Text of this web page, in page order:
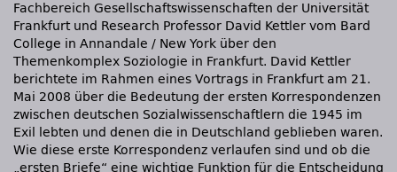
Fachbereich Gesellschaftswissenschaften der Universität
Frankfurt und Research Professor David Kettler vom Bard
College in Annandale / New York über den
Themenkomplex Soziologie in Frankfurt. David Kettler
berichtete im Rahmen eines Vortrags in Frankfurt am 21.
Mai 2008 über die Bedeutung der ersten Korrespondenzen
zwischen deutschen Sozialwissenschaftlern die 1945 im
Exil lebten und denen die in Deutschland geblieben waren.
Wie diese erste Korrespondenz verlaufen sind und ob die
„ersten Briefe“ eine wichtige Funktion für die Entscheidung